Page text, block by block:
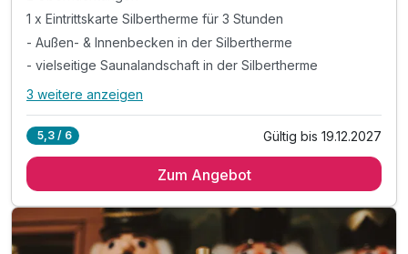
1 x Eintrittskarte Silbertherme für 3 Stunden
- Außen- & Innenbecken in der Silbertherme
- vielseitige Saunalandschaft in der Silbertherme
Alle Inklusivleistungen
1 x Eintrittskarte Silbertherme für 3 Stunden
- vielseitige Saunalandschaft in der Silbertherme
& liebevoll gestaltete Ruhebereiche & Liegewiese
3 weitere anzeigen
5,3 / 6 Gültig bis 19.12.2027
Zum Angebot